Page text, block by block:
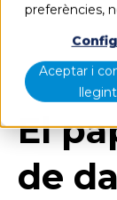
preferències,
Aceptar i
llegint
Blog Home
El
de